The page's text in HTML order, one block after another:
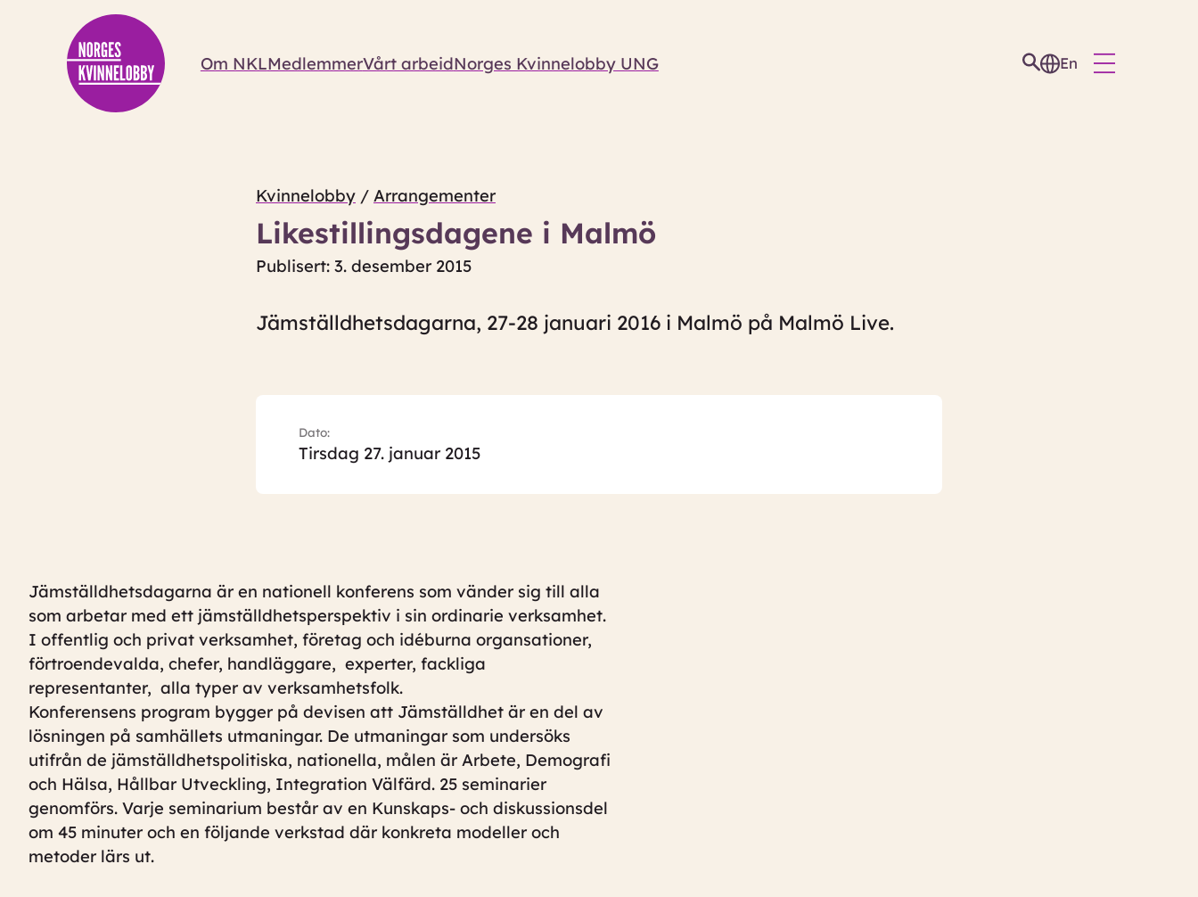
Om NKLMedlemmerVårt arbeidNorges Kvinnelobby UNG En
Kvinnelobby / Arrangementer
Likestillingsdagene i Malmö
Publisert: 3. desember 2015
Jämställdhetsdagarna, 27-28 januari 2016 i Malmö på Malmö Live.
Dato:
Tirsdag 27. januar 2015
Jämställdhetsdagarna är en nationell konferens som vänder sig till alla
som arbetar med ett jämställdhetsperspektiv i sin ordinarie verksamhet.
I offentlig och privat verksamhet, företag och idéburna organsationer,
förtroendevalda, chefer, handläggare, experter, fackliga
representanter, alla typer av verksamhetsfolk.
Konferensens program bygger på devisen att Jämställdhet är en del av
lösningen på samhällets utmaningar. De utmaningar som undersöks
utifrån de jämställdhetspolitiska, nationella, målen är Arbete, Demografi
och Hälsa, Hållbar Utveckling, Integration Välfärd. 25 seminarier
genomförs. Varje seminarium består av en Kunskaps- och diskussionsdel
om 45 minuter och en följande verkstad där konkreta modeller och
metoder lärs ut.